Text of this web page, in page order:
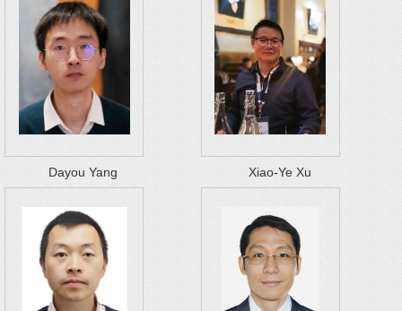
Dayou Yang Xiao-Ye Xu